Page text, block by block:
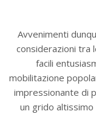
Avvenimenti
considerazioni tra
facili
mobilitazione
impressionante di
un grido